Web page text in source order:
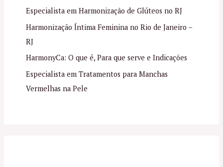
Especialista em Harmonização de Glúteos no RJ
Harmonização Íntima Feminina no Rio de Janeiro –
RJ
HarmonyCa: O que é, Para que serve e Indicações
Especialista em Tratamentos para Manchas
Vermelhas na Pele